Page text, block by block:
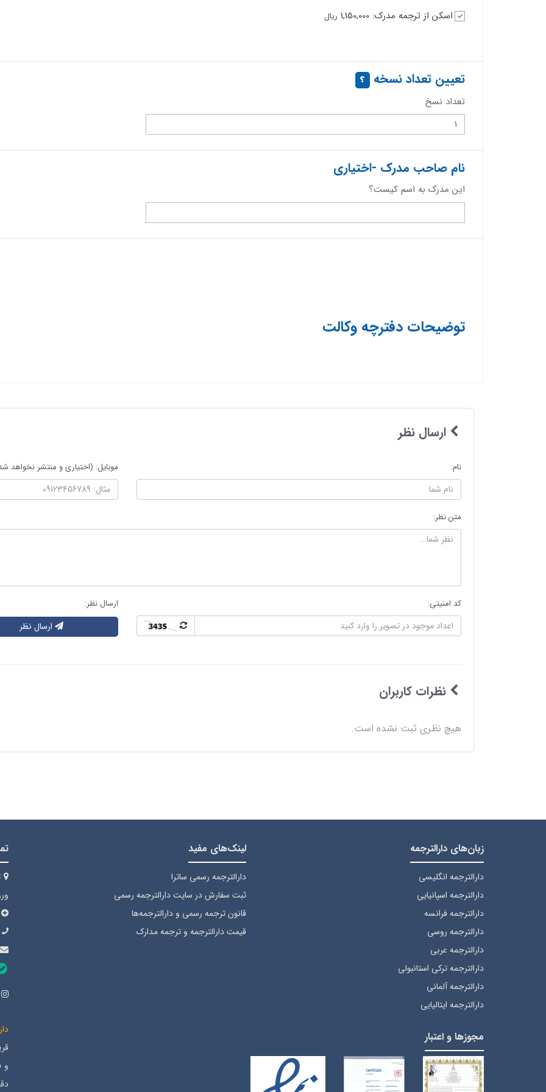
اسکن از ترجمه مدرک: 1,150,000 ریال
تعیین تعداد نسخه
تعداد نسخ
نام صاحب مدرک -اختیاری
این مدرک به اسم کیست؟
توضیحات دفترچه وکالت
ارسال نظر
نام: موبایل: (اختیاری و منتشر نخواهد
متن نظر:
کد امنیتی: ارسال نظر:
ارسال نظر
نظرات کاربران
هیچ نظری ثبت نشده است.
زبان‌های دارالترجمه
دارالترجمه انگلیسی
دارالترجمه اسپانیایی
دارالترجمه فرانسه
دارالترجمه روسی
دارالترجمه عربی
دارالترجمه ترکی استانبولی
دارالترجمه آلمانی
دارالترجمه ایتالیایی
لینک‌های مفید
دارالترجمه رسمی ساترا
ثبت سفارشدر سایت دارالترجمه رسمی
قانون ترجمه رسمی و دارالترجمه‌ها
قیمت دارالترجمه و ترجمه مدارک
مجوزها و اعتبار